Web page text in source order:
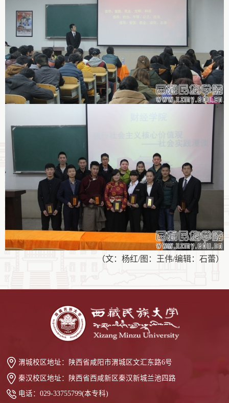
（文：杨红/图：王伟/编辑： 石蕾）
渭城校区地址： 陕西省咸阳市渭城区文汇东路6号
秦汉校区地址： 陕西省西咸新区秦汉新城兰池四路
电话： 029-33755799(本专科)